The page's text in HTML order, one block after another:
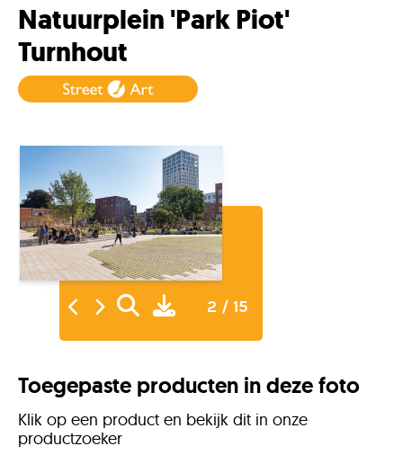
Natuurplein 'Park Piot'
Turnhout
Toegepaste producten in deze foto
Klik op een product en bekijk dit in onze
productzoeker
2 / 15